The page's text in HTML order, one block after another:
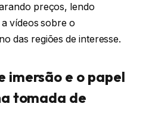
preços, lendo
vídeos sobre o
das regiões de interesse.
imersão e o papel
tomada de